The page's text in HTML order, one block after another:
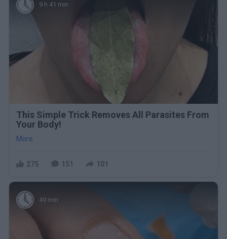
9 h 41 min
This Simple Trick Removes All Parasites From
Your Body!
More
275 151 101
49 min